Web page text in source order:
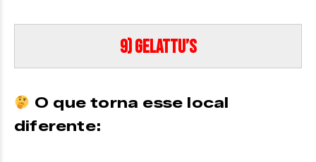
9) Gelattu’s
O que torna esse local
diferente: